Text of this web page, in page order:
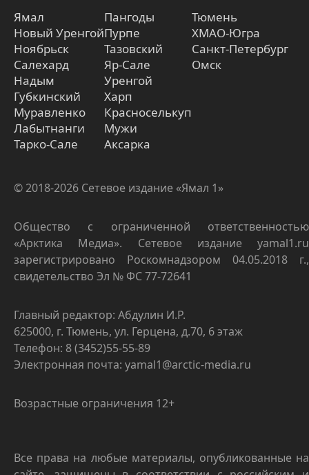
Ямал
Новый Уренгой
Ноябрьск
Салехард
Надым
Губкинский
Муравленко
Лабытнанги
Тарко-Сале
Пангоды
Пурпе
Тазовский
Яр-Сале
Уренгой
Харп
Красноселькуп
Мужи
Аксарка
Тюмень
ХМАО-Югра
Санкт-Петербург
Омск
© 2018-2026 Сетевое издание «Ямал 1»
Общество с ограниченной ответственностью
«Арктика Медиа». Сетевое издание yamal1.ru
зарегистрировано Роскомнадзором 04.05.2018 г.,
свидетельство Эл № ФС 77-72641
Главный редактор: Абдулин И.Р.
625000, г. Тюмень, ул. Герцена, д.70, 6 этаж
Телефон: 8 (3452)55-55-89
Электронная почта: yamal1@arctic-media.ru
Возрастные ограничения 12+
Все права на любые материалы, опубликованные на